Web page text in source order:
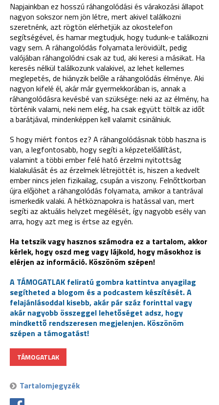
Napjainkban ez hosszú ráhangolódási és várakozási állapot
nagyon sokszor nem jön létre, mert akivel találkozni
szeretnénk, azt rögtön elérhetjük az okostelefon
segítségével, és hamar megtudjuk, hogy tudunk-e találkozni
vagy sem. A ráhangolódás folyamata lerövidült, pedig
valójában ráhangolódni csak az tud, aki keresi a másikat. Ha
keresés nélkül találkozunk valakivel, az lehet kellemes
meglepetés, de hiányzik belőle a ráhangolódás élménye. Aki
nagyon kifelé él, akár már gyermekkorában is, annak a
ráhangolódásra kevésbé van szüksége: neki az az élmény, ha
történik valami, neki nem elég, ha csak együtt töltik az időt
a barátjával, mindenképpen kell valamit csinálniuk.
S hogy miért fontos ez? A ráhangolódásnak több haszna is
van, a legfontosabb, hogy segíti a képzetelőállítást,
valamint a többi ember felé ható érzelmi nyitottság
kialakulását és az érzelmek létrejöttét is, hiszen a kedvelt
ember nincs jelen fizikailag, csupán a viszony. Felnőttkorban
újra előjöhet a ráhangolódás folyamata, amikor a tantrával
ismerkedik valaki. A hétköznapokra is hatással van, mert
segíti az aktuális helyzet megélését, így nagyobb esély van
arra, hogy azt meg is értse az egyén.
Ha tetszik vagy hasznos számodra ez a tartalom, akkor
kérlek, hogy oszd meg vagy lájkold, hogy másokhoz is
elérjen az információ. Köszönöm szépen!
A TÁMOGATLAK feliratú gombra kattintva anyagilag
segítheted a blogom és a podcastem készítését. A
felajánlásoddal kisebb, akár pár száz forinttal vagy
akár nagyobb összeggel lehetőséget adsz, hogy
mindkettő rendszeresen megjelenjen. Köszönöm
szépen a támogatást!
TÁMOGATLAK
Tartalomjegyzék